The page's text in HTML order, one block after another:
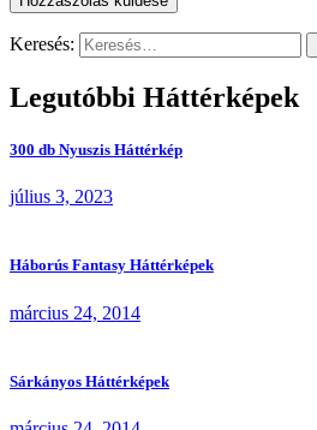
Keresés:
Legutóbbi Háttérképek
300 db Nyuszis Háttérkép
július 3, 2023
Háborús Fantasy Háttérképek
március 24, 2014
Sárkányos Háttérképek